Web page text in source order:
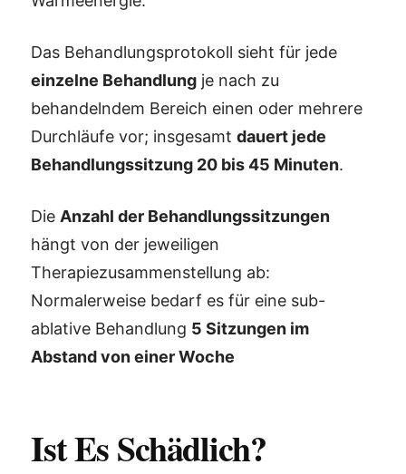
Das Behandlungsprotokoll sieht für jede
einzelne Behandlung je nach zu
behandelndem Bereich einen oder mehrere
Durchläufe vor; insgesamt dauert jede
Behandlungssitzung 20 bis 45 Minuten.
Die Anzahl der Behandlungssitzungen
hängt von der jeweiligen
Therapiezusammenstellung ab:
Normalerweise bedarf es für eine sub-
ablative Behandlung 5 Sitzungen im
Abstand von einer Woche
Ist Es Schädlich?